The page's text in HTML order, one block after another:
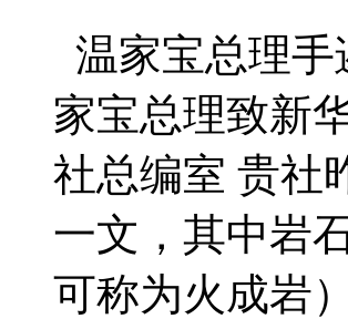
温家宝总理手
家宝总理致新
社总编室 贵社
一文，其中岩
可称为火成岩